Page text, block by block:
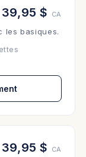
39,95 $ CA
les basiques.
39,95 $ CA